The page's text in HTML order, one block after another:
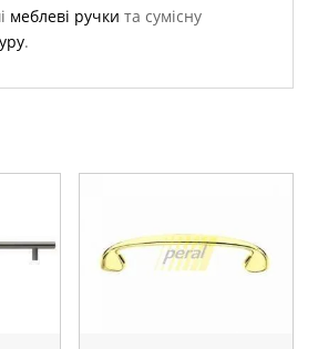
меблеві ручки та сумісну
.